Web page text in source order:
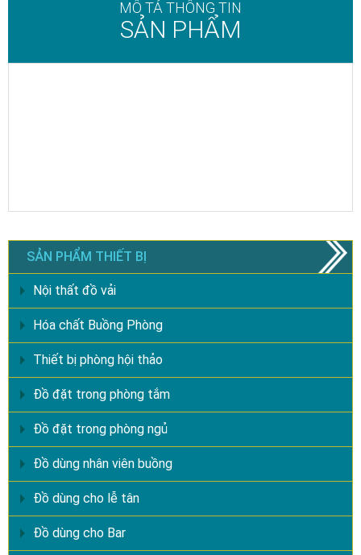
MÔ TẢ THÔNG TIN
SẢN PHẨM
SẢN PHẨM THIẾT BỊ
Nội thất đồ vải
Hóa chất Buồng Phòng
Thiết bị phòng hội thảo
Đồ đặt trong phòng tắm
Đồ đặt trong phòng ngủ
Đồ dùng nhân viên buồng
Đồ dùng cho lễ tân
Đồ dùng cho Bar